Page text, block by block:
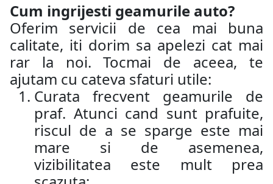
Cum ingrijesti geamurile auto?
Oferim servicii de cea mai buna
calitate, iti dorim sa apelezi cat mai
rar la noi. Tocmai de aceea, te
ajutam cu cateva sfaturi utile:
Curata frecvent geamurile de
praf. Atunci cand sunt prafuite,
riscul de a se sparge este mai
mare si de asemenea,
vizibilitatea este mult prea